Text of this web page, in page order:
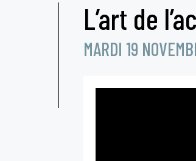
L’art de
MARDI 19